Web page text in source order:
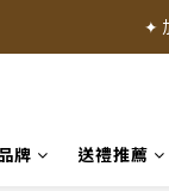
✦
✦
牌 送禮推薦